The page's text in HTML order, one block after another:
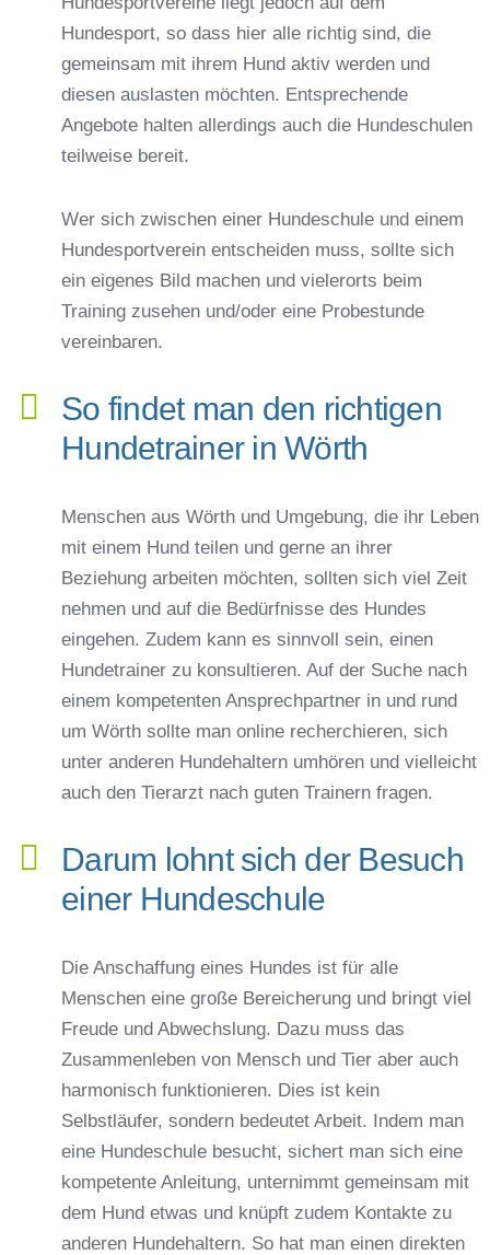
Hundesport, so dass hier alle richtig sind, die
gemeinsam mit ihrem Hund aktiv werden und
diesen auslasten möchten. Entsprechende
Angebote halten allerdings auch die Hundeschulen
teilweise bereit.
Wer sich zwischen einer Hundeschule und einem
Hundesportverein entscheiden muss, sollte sich
ein eigenes Bild machen und vielerorts beim
Training zusehen und/oder eine Probestunde
vereinbaren.
So findet man den richtigen
Hundetrainer in Wörth
Menschen aus Wörth und Umgebung, die ihr Leben
mit einem Hund teilen und gerne an ihrer
Beziehung arbeiten möchten, sollten sich viel Zeit
nehmen und auf die Bedürfnisse des Hundes
eingehen. Zudem kann es sinnvoll sein, einen
Hundetrainer zu konsultieren. Auf der Suche nach
einem kompetenten Ansprechpartner in und rund
um Wörth sollte man online recherchieren, sich
unter anderen Hundehaltern umhören und vielleicht
auch den Tierarzt nach guten Trainern fragen.
Darum lohnt sich der Besuch
einer Hundeschule
Die Anschaffung eines Hundes ist für alle
Menschen eine große Bereicherung und bringt viel
Freude und Abwechslung. Dazu muss das
Zusammenleben von Mensch und Tier aber auch
harmonisch funktionieren. Dies ist kein
Selbstläufer, sondern bedeutet Arbeit. Indem man
eine Hundeschule besucht, sichert man sich eine
kompetente Anleitung, unternimmt gemeinsam mit
dem Hund etwas und knüpft zudem Kontakte zu
anderen Hundehaltern. So hat man einen direkten